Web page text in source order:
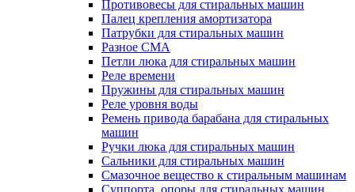
Противовесы для стиральных машин
Палец крепления амортизатора
Патрубки для стиральных машин
Разное СМА
Петли люка для стиральных машин
Реле времени
Пружины для стиральных машин
Реле уровня воды
Ремень привода барабана для стиральных
машин
Ручки люка для стиральных машин
Сальники для стиральных машин
Смазочное вещество к стиральным машинам
Суппорта, опоры для стиральных машин